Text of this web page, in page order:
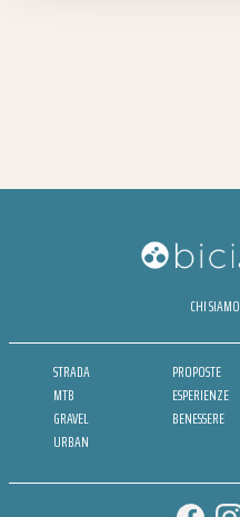
CHI SIAMO
STRADA
MTB
GRAVEL
URBAN
PROPOSTE
ESPERIENZE
BENESSERE